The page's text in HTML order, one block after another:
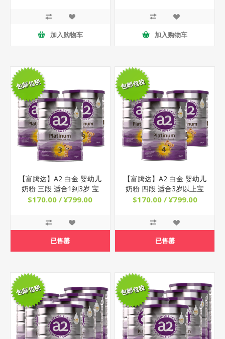
加入购物车 加入购物车
包邮包税
【富腾达】A2 白金 婴幼儿
奶粉 三段 适合1到3岁 宝
宝 900g x 3罐
$170.00 / ¥799.00
已售罄
包邮包税
【富腾达】A2 白金 婴幼儿
奶粉 四段 适合3岁以上宝
宝 900g x 3罐
$170.00 / ¥799.00
已售罄
包邮包税 包邮包税